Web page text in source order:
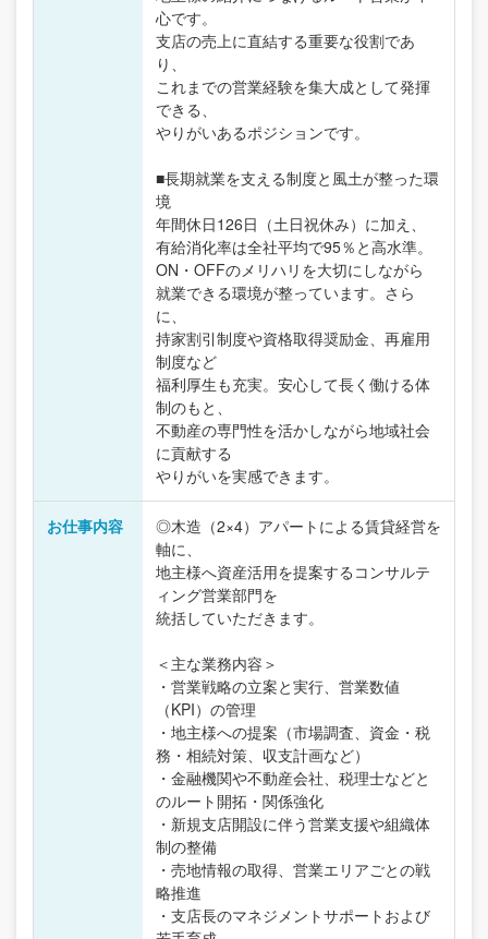
心です。
支店の売上に直結する重要な役割であ
り、
これまでの営業経験を集大成として発揮
できる、
やりがいあるポジションです。
■長期就業を支える制度と風土が整った環
境
年間休日126日（土日祝休み）に加え、
有給消化率は全社平均で95％と高水準。
ON・OFFのメリハリを大切にしながら
就業できる環境が整っています。さら
に、
持家割引制度や資格取得奨励金、再雇用
制度など
福利厚生も充実。安心して長く働ける体
制のもと、
不動産の専門性を活かしながら地域社会
に貢献する
やりがいを実感できます。
お仕事内容
◎木造（2×4）アパートによる賃貸経営を
軸に、
地主様へ資産活用を提案するコンサルテ
ィング営業部門を
統括していただきます。
＜主な業務内容＞
・営業戦略の立案と実行、営業数値
（KPI）の管理
・地主様への提案（市場調査、資金・税
務・相続対策、収支計画など）
・金融機関や不動産会社、税理士などと
のルート開拓・関係強化
・新規支店開設に伴う営業支援や組織体
制の整備
・売地情報の取得、営業エリアごとの戦
略推進
・支店長のマネジメントサポートおよび